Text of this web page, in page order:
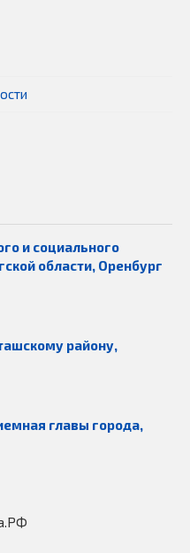
и социального
области, Оренбург
району,
главы города,